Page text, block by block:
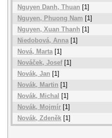
Nguyen Danh, Thuan [1]
Nguyen, Phuong Nam [1]
Nguyen, Xuan Thanh [1]
Niedobová, Anna [1]
Nová, Marta[1]
Nováček, Josef[1]
Novák, Jan [1]
Novák, Martin [1]
Novák, Michal
[1]
Novák, Mojmír [1]
Novák, Zdeněk [1]